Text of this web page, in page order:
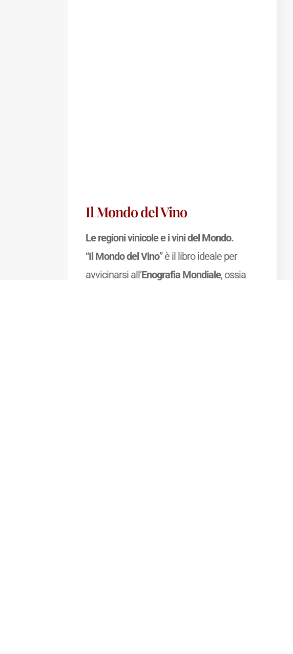
Il Mondo del Vino
Le regioni vinicole e i vini del Mondo.
“Il Mondo del Vino” è il libro ideale per
avvicinarsi all’Enografia Mondiale, ossia